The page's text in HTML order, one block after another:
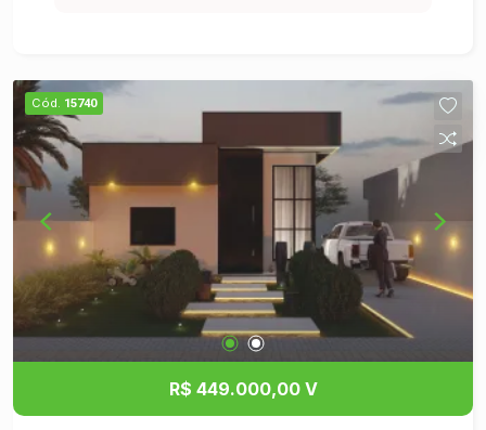
Cód. 15740
R$ 449.000,00 V